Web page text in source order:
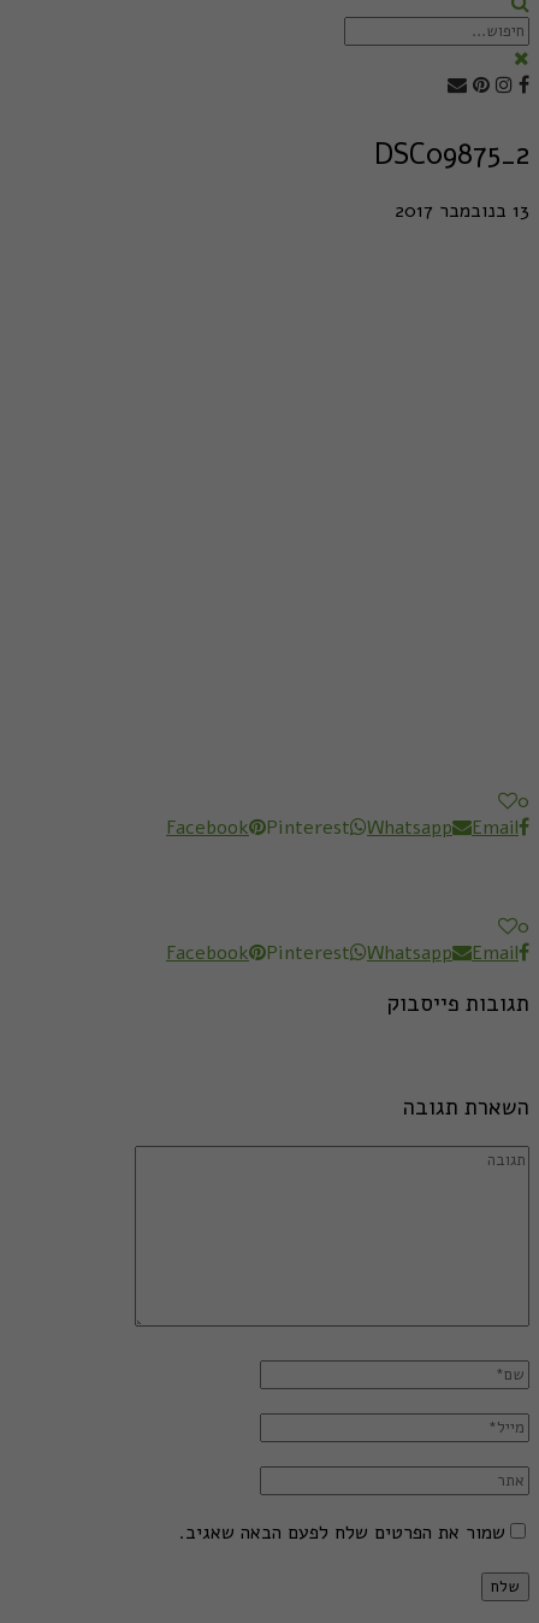
DSC09875_2
13 בנובמבר 2017
0
Facebook
Pinterest Whatsapp Email
0
Facebook
Pinterest Whatsapp Email
תגובות פייסבוק
השארת תגובה
שמור את הפרטים שלח לפעם הבאה שאגיב.